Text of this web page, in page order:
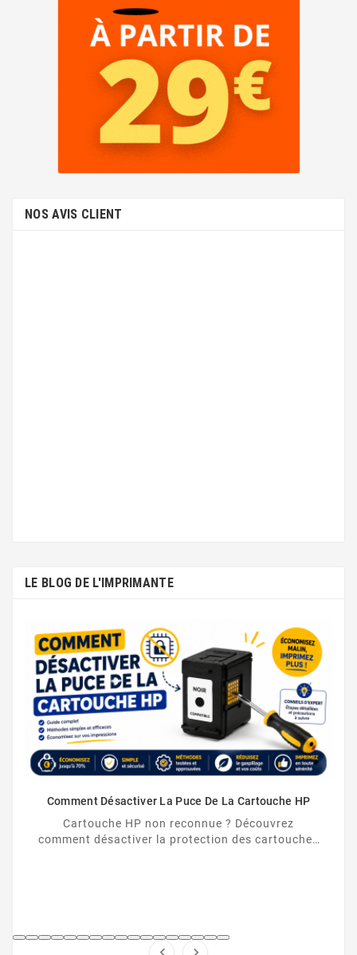
NOS AVIS CLIENT
LE BLOG DE L'IMPRIMANTE
Comment Désactiver La Puce De La Cartouche HP
Cartouche HP non reconnue ? Découvrez
comment désactiver la protection des cartouches